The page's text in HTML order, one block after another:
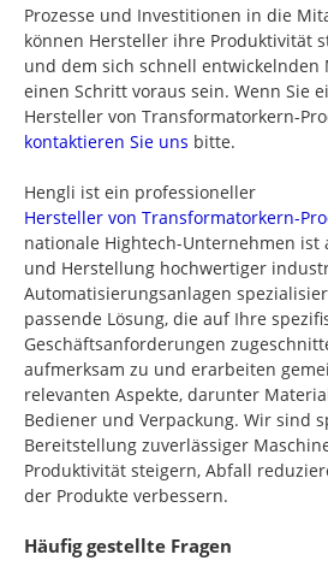
Prozesse und Investitionen in die
können Hersteller ihre Produktivität
und dem sich schnell
einen Schritt voraus sein. Wenn Sie
Hersteller von Transformatorkern-
kontaktieren Sie uns bitte.
Hengli ist ein professioneller
Hersteller von Transformatorkern-
nationale Hightech-Unternehmen ist
und Herstellung hochwertiger
Automatisierungsanlagen
passende Lösung, die auf Ihre
Geschäftsanforderungen
aufmerksam zu und erarbeiten
relevanten Aspekte, darunter
Bediener und Verpackung. Wir sind
Bereitstellung zuverlässiger
Produktivität steigern, Abfall
der Produkte verbessern.
Häufig gestellte Fragen